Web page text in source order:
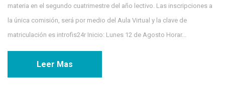
materia en el segundo cuatrimestre del año lectivo. Las inscripciones a
la única comisión, será por medio del Aula Virtual y la clave de
matriculación es introfis24r Inicio: Lunes 12 de Agosto Horar...
Leer Mas